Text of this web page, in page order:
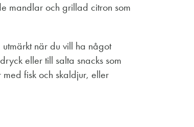
mandlar och grillad citron som
när du vill ha något
eller till salta snacks som
fisk och skaldjur, eller